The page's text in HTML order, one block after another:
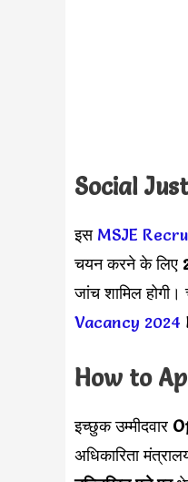
Social
इस MSJE
चयन करने के लिए
जांच शामिल
Vacancy 2024
How to
इच्छुक उम्मीदवार
अधिकारिता